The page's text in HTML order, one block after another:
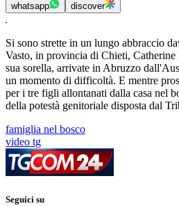
whatsapp discover
Si sono strette in un lungo abbraccio
Vasto, in provincia di Chieti, Catherine
sua sorella, arrivate in Abruzzo
un momento di difficoltà. E mentre
per i tre figli allontanati dalla casa nel
della potestà genitoriale disposta dal
famiglia nel bosco
video tg
Seguici su